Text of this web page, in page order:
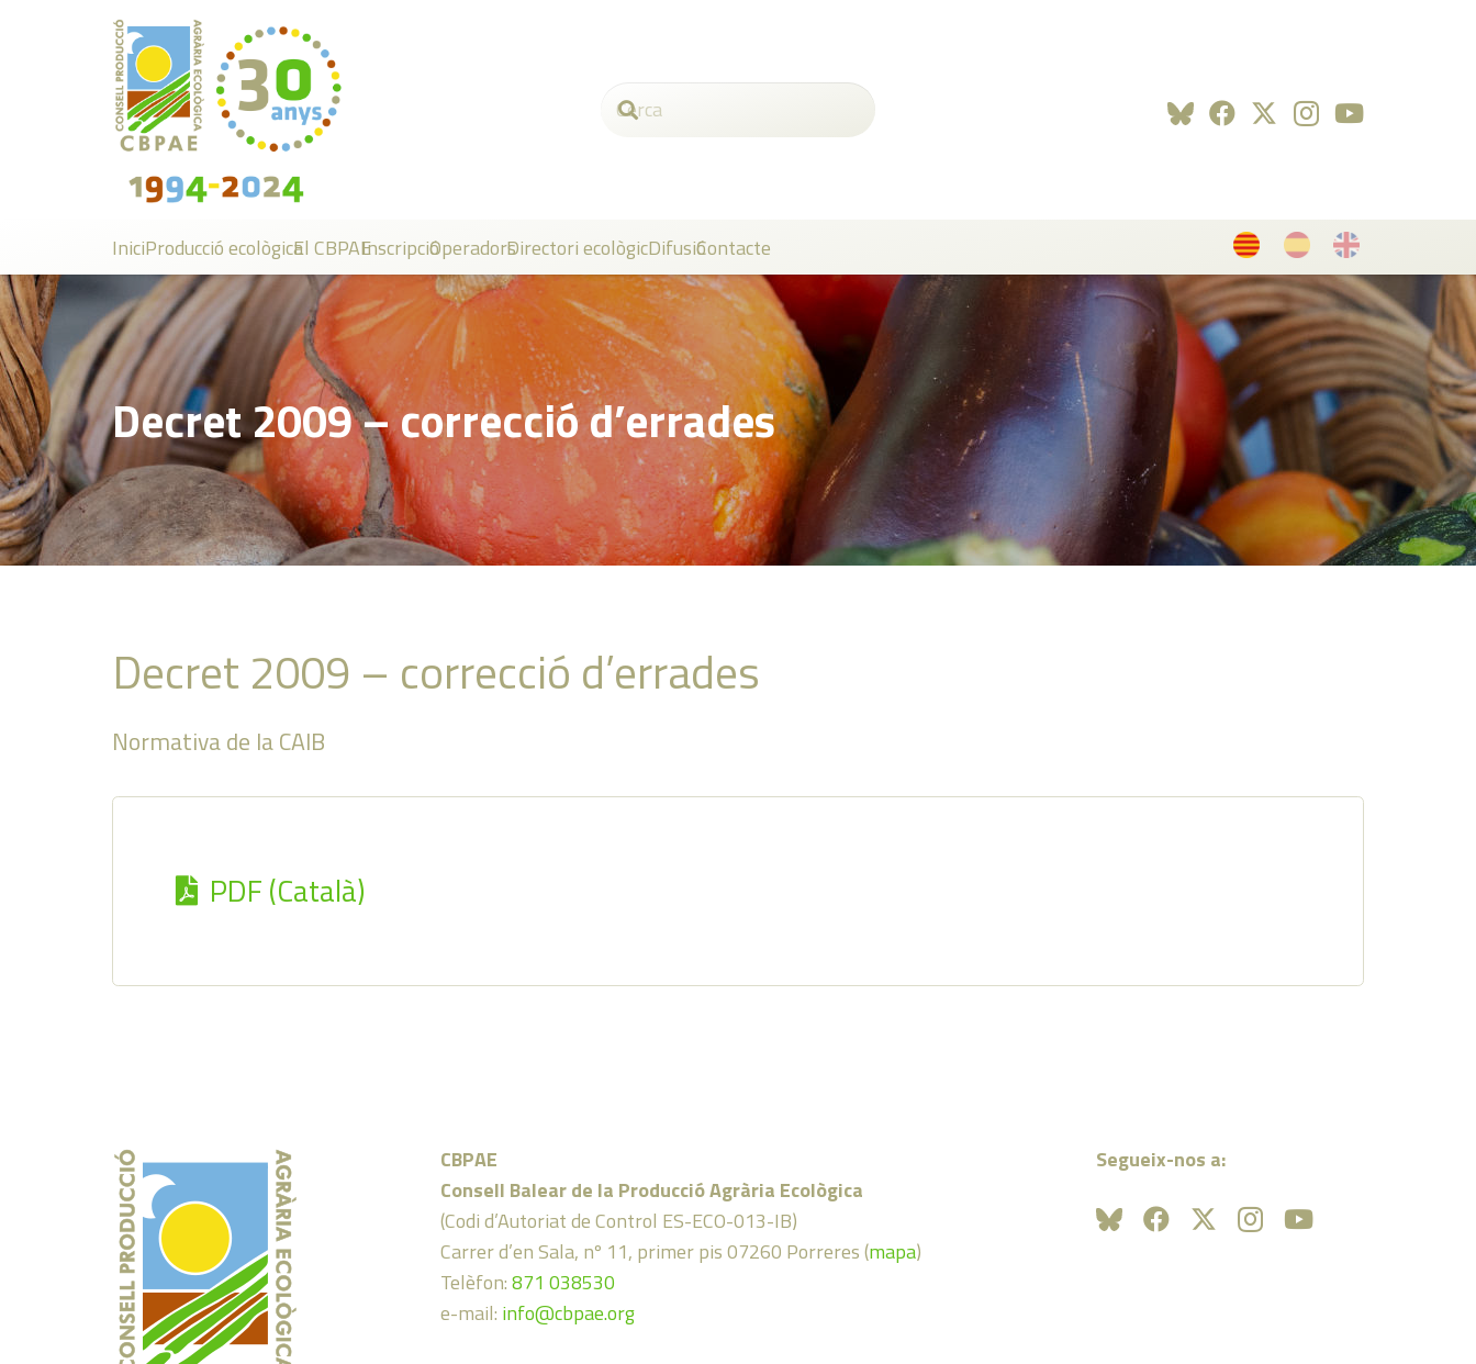
IniciProducció ecològicaEl CBPAEInscripcióOperadorsDirectori ecològicDifusióContacte
Decret 2009 – correcció d’errades
Decret 2009 – correcció d’errades
Normativa de la CAIB
PDF (Català)
CBPAE
Consell Balear de la Producció Agrària Ecològica
(Codi d’Autoriat de Control ES-ECO-013-IB)
Carrer d’en Sala, nº 11, primer pis 07260 Porreres (mapa)
Telèfon:871 038530
e-mail: info@cbpae.org
Segueix-nos a: